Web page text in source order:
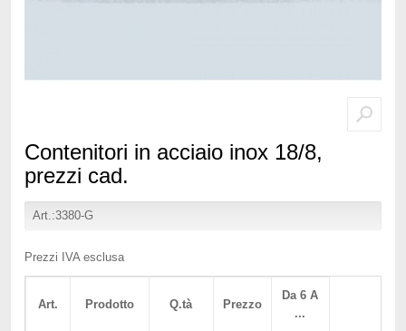
Contenitori in acciaio inox 18/8,
prezzi cad.
Art.:3380-G
Prezzi IVA esclusa
Art. Prodotto Q.tà Prezzo
Da 6 A
...